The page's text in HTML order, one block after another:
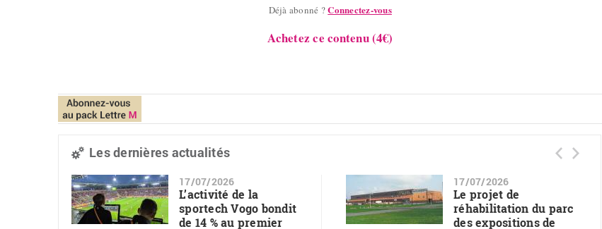
Déjà abonné ?Connectez-vous
Achetez ce contenu (4€)
Les dernières actualités
17/07/2026
L’activité de la
sportech Vogo bondit
de 14 % au premier
17/07/2026
Le projet de
réhabilitation du parc
des expositions de